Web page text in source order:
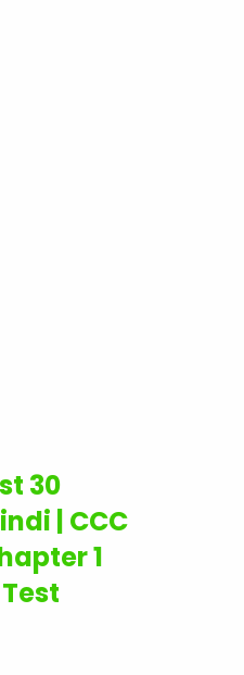
30
| CCC
1